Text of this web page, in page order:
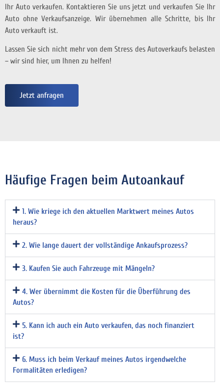
Ihr Auto verkaufen. Kontaktieren Sie uns jetzt und verkaufen Sie Ihr
Auto ohne Verkaufsanzeige. Wir übernehmen alle Schritte, bis Ihr
Auto verkauft ist.
Lassen Sie sich nicht mehr von dem Stress des Autoverkaufs belasten
– wir sind hier, um Ihnen zu helfen!
Jetzt anfragen
Häufige Fragen beim Autoankauf
1. Wie kriege ich den aktuellen Marktwert meines Autos
heraus?
2. Wie lange dauert der vollständige Ankaufsprozess?
3. Kaufen Sie auch Fahrzeuge mit Mängeln?
4. Wer übernimmt die Kosten für die Überführung des
Autos?
5. Kann ich auch ein Auto verkaufen, das noch finanziert
ist?
6. Muss ich beim Verkauf meines Autos irgendwelche
Formalitäten erledigen?